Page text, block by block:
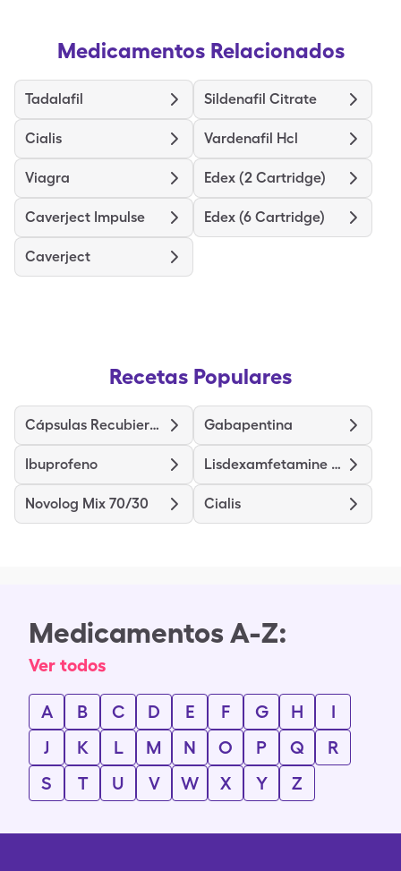
Medicamentos Relacionados
Tadalafil Sildenafil Citrate
Cialis Vardenafil Hcl
Viagra Edex (2 Cartridge)
Caverject Impulse Edex (6 Cartridge)
Caverject
Recetas Populares
Cápsulas Recubiertas de Clorhidrato de Diltiazem (liberación prolongada) Gabapentina
Ibuprofeno Lisdexamfetamine Dimesylate
Novolog Mix 70/30 Cialis
Medicamentos A-Z:
Ver todos
A B C D E F G H
I
J
K L M N O P Q
R
S
T U V W X Y Z